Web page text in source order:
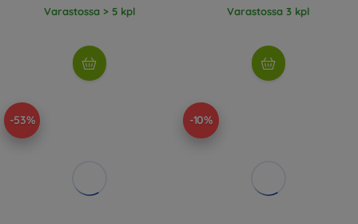
Varastossa > 5 kpl Varastossa 3 kpl
-53% -10%